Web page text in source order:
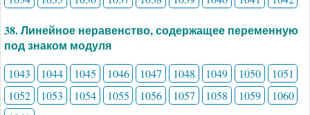
38. Линейное неравенство, содержащее переменную
под знаком модуля
1043 1044 1045 1046 1047 1048 1049 1050
1051
1052
1053 1054 1055 1056 1057 1058 1059
1060